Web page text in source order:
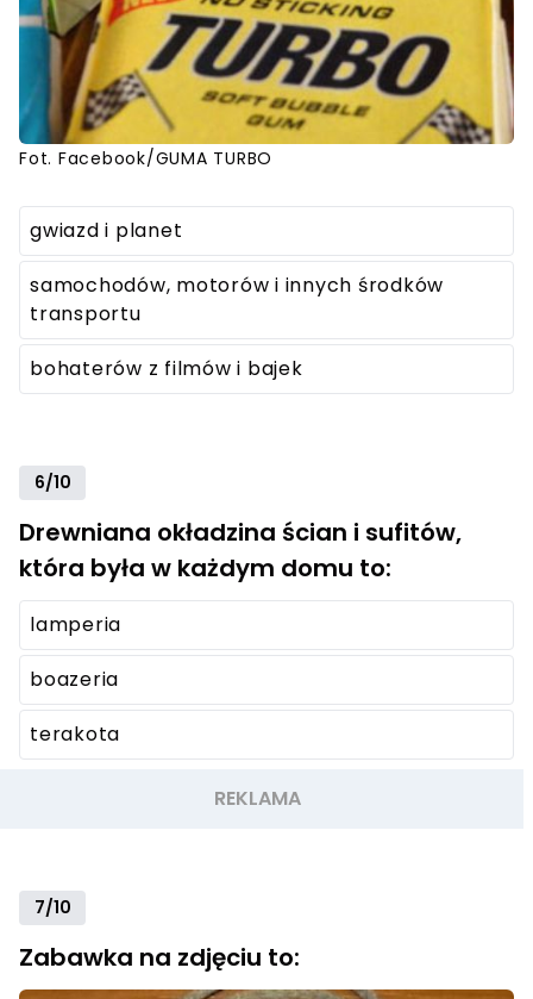
Fot. Facebook/GUMA TURBO
gwiazd i planet
samochodów, motorów i innych środków
transportu
bohaterów z filmów i bajek
6/10
Drewniana okładzina ścian i sufitów,
która była w każdym domu to:
lamperia
boazeria
terakota
7/10
Zabawka na zdjęciu to: